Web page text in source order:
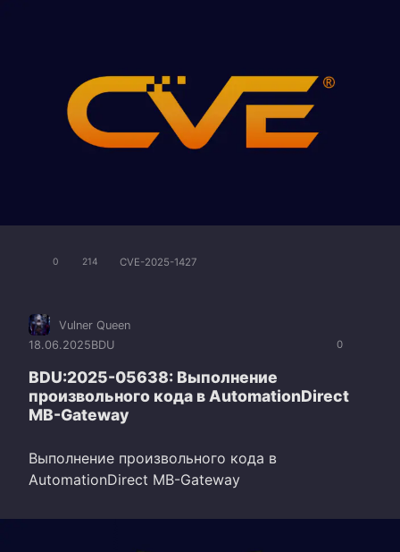
0 214 CVE-2025-1427
0
Vulner Queen
18.06.2025BDU
BDU:2025-05638: Выполнение
произвольного кода в AutomationDirect
MB-Gateway
Выполнение произвольного кода в
AutomationDirect MB-Gateway